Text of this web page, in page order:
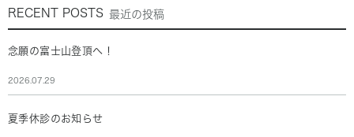
RECENT POSTS 最近の投稿
念願の富士山登頂へ！
2026.07.29
夏季休診のお知らせ